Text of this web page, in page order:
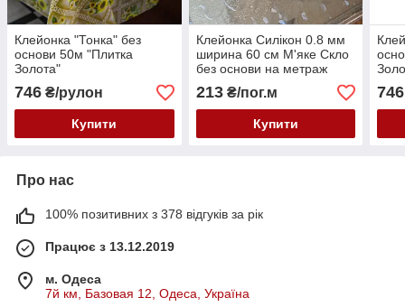
Клейонка "Тонка" без
основи 50м "Плитка
Золота"
746 ₴/рулон
Купити
Клейонка Силікон 0.8 мм
ширина 60 см М'яке Скло
без основи на метраж
213₴/пог.м
Купити
746
Про нас
100% позитивних з 378 відгуків за рік
Працює з 13.12.2019
м. Одеса
7й км, Базовая 12, Одеса, Україна